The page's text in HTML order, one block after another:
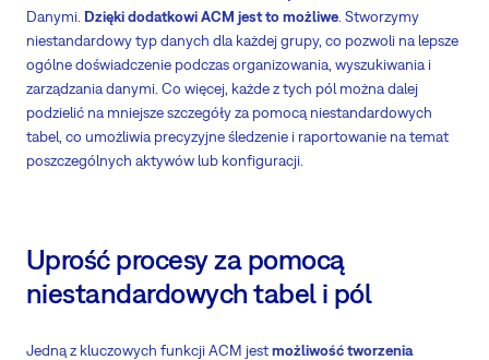
Danymi. Dzięki dodatkowi ACM jest to możliwe . Stworzymy
niestandardowy typ danych dla każdej grupy, co pozwoli na lepsze
ogólne doświadczenie podczas organizowania, wyszukiwania i
zarządzania danymi. Co więcej, każde z tych pól można dalej
podzielić na mniejsze szczegóły za pomocą niestandardowych
tabel, co umożliwia precyzyjne śledzenie i raportowanie na temat
poszczególnych aktywów lub konfiguracji.
Uprość procesy za pomocą
niestandardowych tabel i pól
Jedną z kluczowych funkcji ACM jestmożliwość tworzenia